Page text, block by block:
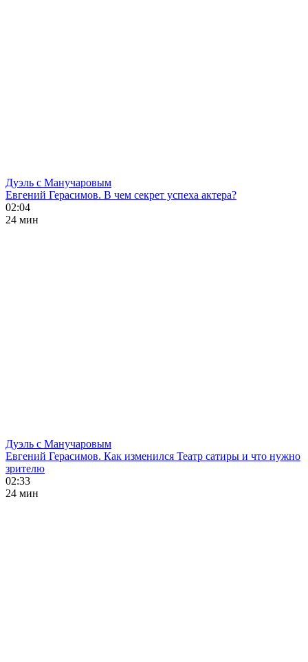
Дуэль с Манучаровым
Евгений Герасимов. В чем секрет успеха актера?
02:04
24 мин
Дуэль с Манучаровым
Евгений Герасимов. Как изменился Театр сатиры и что нужно
зрителю
02:33
24 мин